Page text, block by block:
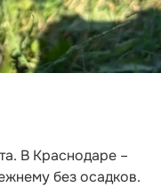
В Краснодаре –
без осадков.